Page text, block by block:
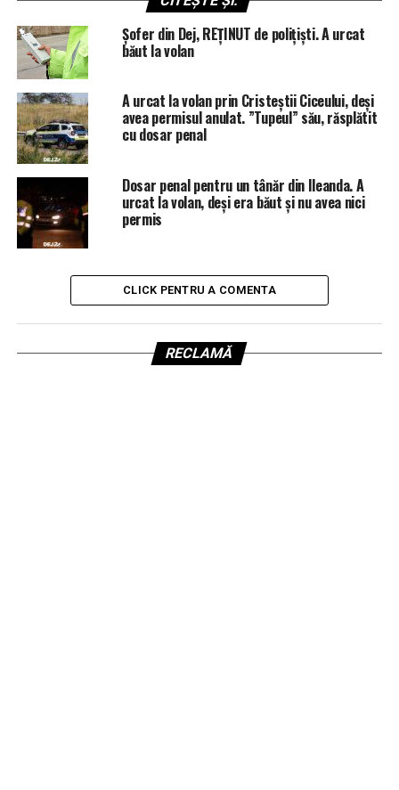
Șofer din Dej, REȚINUT de polițiști. A urcat
băut la volan
A urcat la volan prin Cristeștii Ciceului, deși
avea permisul anulat. ”Tupeul” său, răsplătit
cu dosar penal
Dosar penal pentru un tânăr din Ileanda. A
urcat la volan, deși era băut și nu avea nici
permis
CLICK PENTRU A COMENTA
RECLAMĂ